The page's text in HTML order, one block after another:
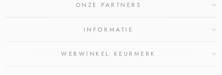
ONZE PARTNERS
INFORMATIE
WEBWINKEL KEURMERK